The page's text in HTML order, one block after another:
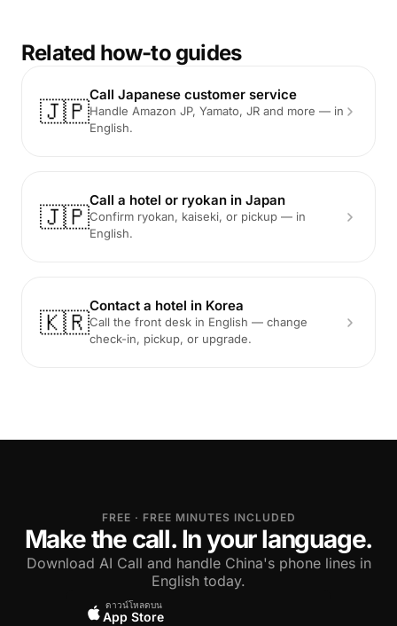
Related how-to guides
🇯🇵
Call Japanese customer service
Handle Amazon JP, Yamato, JR and more — in
English.
🇯🇵
Call a hotel or ryokan in Japan
Confirm ryokan, kaiseki, or pickup — in
English.
🇰🇷
Contact a hotel in Korea
Call the front desk in English — change
check-in, pickup, or upgrade.
FREE · FREE MINUTES INCLUDED
Make the call. In your language.
Download AI Call and handle China's phone lines in
English today.
ดาวน์โหลดบน
App Store